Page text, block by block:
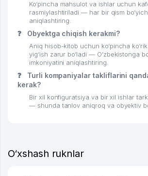
Ko‘pincha mahsulot va ishlar uchun
rasmiylashtiriladi — har bir qism
aniqlashtiring.
❓ Obyektga chiqish kerakmi?
Aniq hisob-kitob uchun ko‘pincha
yig‘ish zarur bo‘ladi — Oʻzbekistonga
imkoniyatini aniqlashtiring.
❓
Turli kompaniyalar takliflarini
kerak?
Bir xil konfiguratsiya va bir xil ishlar
— shunda tanlov aniqroq va obyektiv
O‘xshash ruknlar